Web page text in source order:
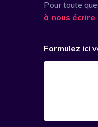
Pour toute
à nous écrire.
Formulez ici